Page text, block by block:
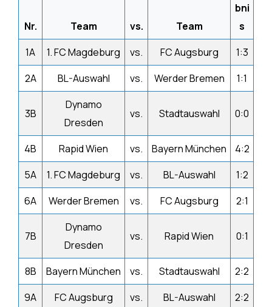
Nr. Team vs. Team
bni
s
1A
1. FC Magdeburg vs. FC Augsburg
1:3
2A
BL-Auswahl vs. Werder Bremen 1:1
3B
Dynamo
Dresden
vs. Stadtauswahl 0:0
4B Rapid Wien vs. Bayern München
4:2
5A
1. FC Magdeburg vs. BL-Auswahl
1:2
6A
Werder Bremen vs. FC Augsburg 2:1
7B
Dynamo
Dresden
vs. Rapid Wien 0:1
8B Bayern München vs. Stadtauswahl
2:2
9A
FC Augsburg vs. BL-Auswahl
2:2